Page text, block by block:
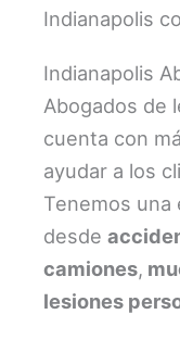
Indianapolis
Indianapolis
Abogados de
cuenta con
ayudar a los
Tenemos una
desde
camiones,
lesiones